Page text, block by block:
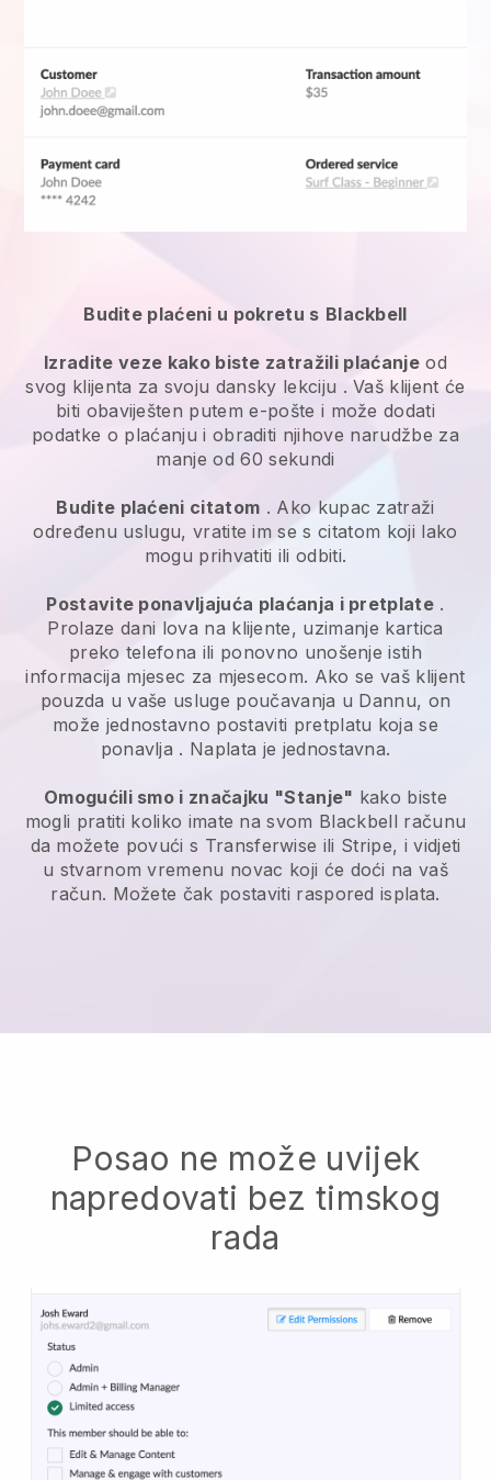
Budite plaćeni u pokretu s Blackbell
Izradite veze kako biste zatražili plaćanjeod
svog klijenta za svoju dansky lekciju . Vaš klijent će
biti obaviješten putem e-pošte i može dodati
podatke o plaćanju i obraditi njihove narudžbe za
manje od 60 sekundi
Budite plaćeni citatom . Ako kupac zatraži
određenu uslugu, vratite im se s citatom koji lako
mogu prihvatiti ili odbiti.
Postavite ponavljajuća plaćanja i pretplate .
Prolaze dani lova na klijente, uzimanje kartica
preko telefona ili ponovno unošenje istih
informacija mjesec za mjesecom. Ako se vaš klijent
pouzda u vaše usluge poučavanja u Dannu, on
može jednostavno postaviti pretplatu koja se
ponavlja . Naplata je jednostavna.
Omogućili smo i značajku "Stanje" kako biste
mogli pratiti koliko imate na svom Blackbell računu
da možete povući s Transferwise ili Stripe, i vidjeti
u stvarnom vremenu novac koji će doći na vaš
račun. Možete čak postaviti raspored isplata.
Posao ne može uvijek
napredovati bez timskog
rada